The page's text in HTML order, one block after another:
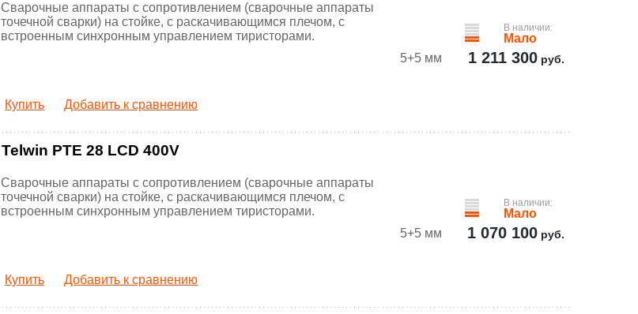
Сварочные аппараты с сопротивлением (сварочные аппараты
точечной сварки) на стойке, с раскачивающимся плечом, с
встроенным синхронным управлением тиристорами.
Купить Добавить к сравнению
5+5 мм
В наличии:
Мало
1 211 300руб.
Telwin PTE 28 LCD 400V
Сварочные аппараты с сопротивлением (сварочные аппараты
точечной сварки) на стойке, с раскачивающимся плечом, с
встроенным синхронным управлением тиристорами.
Купить Добавить к сравнению
5+5 мм
В наличии:
Мало
1 070 100 руб.